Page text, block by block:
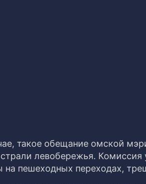
такое обещание омской
левобережья.
пешеходных переходах,